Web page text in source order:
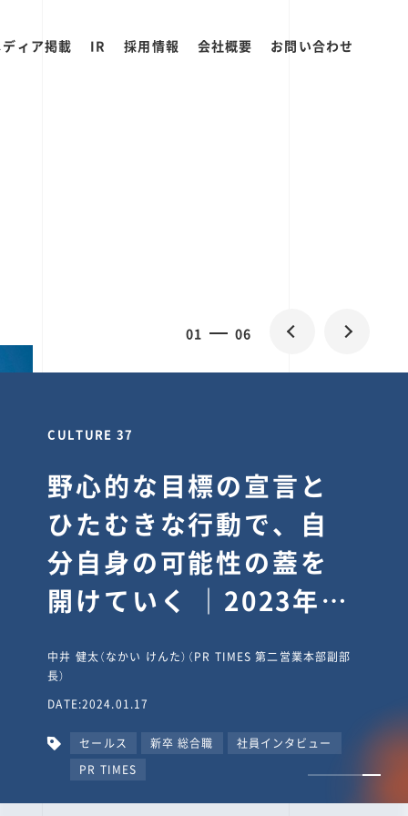
ィア掲載 IR 採用情報 会社概要 お問い合わせ
02 06
CULTURE 30
逆境では自分のスタン
スを変え“予想を裏切
り、期待を超える”【真
輔塾・前編】
山田真輔（やまだ しんすけ）（執行役員 兼 Jooto事業部
長）
DATE:2023.09.08
カルチャー CxO キャリア入社 Jooto